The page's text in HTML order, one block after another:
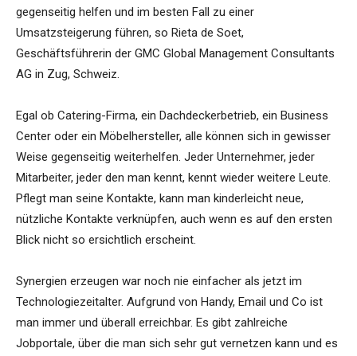
gegenseitig helfen und im besten Fall zu einer
Umsatzsteigerung führen, so Rieta de Soet,
Geschäftsführerin der GMC Global Management Consultants
AG in Zug, Schweiz.
Egal ob Catering-Firma, ein Dachdeckerbetrieb, ein Business
Center oder ein Möbelhersteller, alle können sich in gewisser
Weise gegenseitig weiterhelfen. Jeder Unternehmer, jeder
Mitarbeiter, jeder den man kennt, kennt wieder weitere Leute.
Pflegt man seine Kontakte, kann man kinderleicht neue,
nützliche Kontakte verknüpfen, auch wenn es auf den ersten
Blick nicht so ersichtlich erscheint.
Synergien erzeugen war noch nie einfacher als jetzt im
Technologiezeitalter. Aufgrund von Handy, Email und Co ist
man immer und überall erreichbar. Es gibt zahlreiche
Jobportale, über die man sich sehr gut vernetzen kann und es